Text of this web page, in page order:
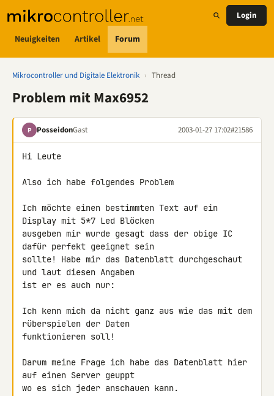
Neuigkeiten Artikel Forum
Login
Mikrocontroller und Digitale Elektronik › Thread
Problem mit Max6952
P PosseidonGast 2003-01-27 17:02#21586
Hi Leute
Also ich habe folgendes Problem
Ich möchte einen bestimmten Text auf ein
Display mit 5*7 Led Blöcken
ausgeben mir wurde gesagt dass der obige IC
dafür perfekt geeignet sein
sollte! Habe mir das Datenblatt durchgeschaut
und laut diesen Angaben
ist er es auch nur:
Ich kenn mich da nicht ganz aus wie das mit dem
rüberspielen der Daten
funktionieren soll!
Darum meine Frage ich habe das Datenblatt hier
auf einen Server geuppt
wo es sich jeder anschauen kann.